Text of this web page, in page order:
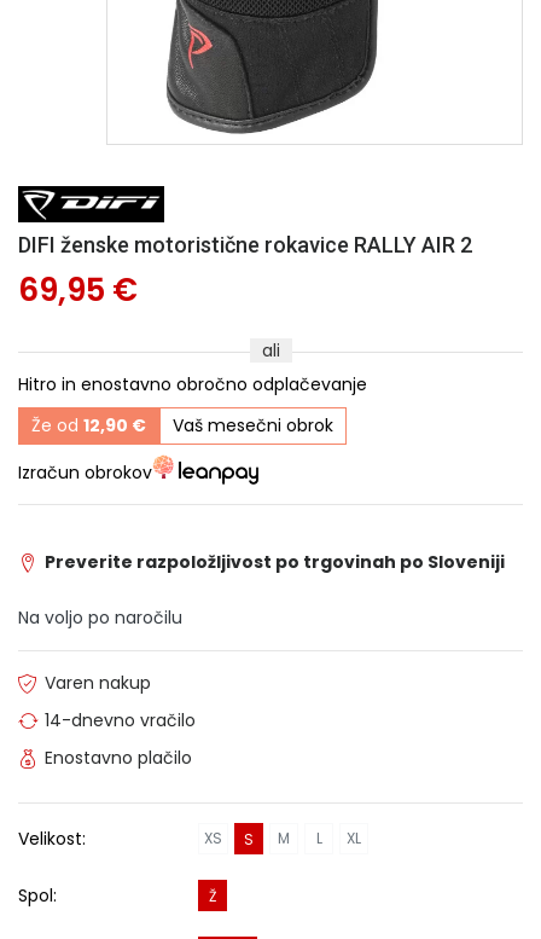
DIFI ženske motoristične rokavice RALLY AIR 2
69,95 €
ali
Hitro in enostavno obročno odplačevanje
Že od 12,90 €
Vaš mesečni obrok
Izračun obrokov
Preverite razpoložljivost po trgovinah po Sloveniji
Na voljo po naročilu
Varen nakup
14-dnevno vračilo
Enostavno plačilo
Velikost: XS S M L XL
Spol: Ž